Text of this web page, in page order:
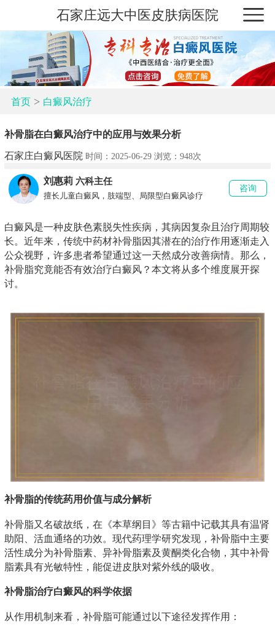
石家庄远大中医皮肤病医院
首页> 白癜风治疗
补骨脂在白癜风治疗中的应用与效果分析
石家庄白癜风医院 时间：2025-06-29 浏览： 948次
刘惠莉 六科主任
擅长儿童白癜风，肢端型、局限型白癜风诊疗
咨询
白癜风是一种皮肤色素脱失性疾病，其病因复杂且治疗周期较
长。近年来，传统中药材补骨脂因其潜在的治疗作用逐渐走入
公众视野，许多患者希望通过这一天然成分改善病情。那么，
补骨脂究竟能否有效治疗白癜风？本文将从多个维度展开探
讨。
补骨脂的传统药用价值与成分解析
补骨脂又名破故纸，在《本草纲目》等古籍中记载其具有温肾
助阳、活血通络的功效。现代药理学研究发现，补骨脂中主要
活性成分为补骨脂素、异补骨脂素及黄酮类化合物，其中补骨
脂素具有光敏特性，能促进皮肤对紫外线的吸收。
补骨脂治疗白癜风的科学依据
从作用机制来看，补骨脂可能通过以下途径发挥作用：